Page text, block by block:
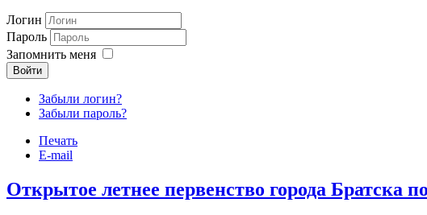
Логин
Пароль
Запомнить меня
Войти
Забыли логин?
Забыли пароль?
Joomla шаблоны бесплатно
Печать
E-mail
Открытое летнее первенство города